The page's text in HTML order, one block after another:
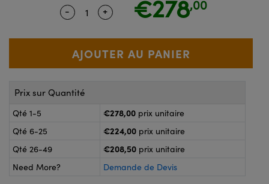
de Poche ou à Mesure Directe
: Microscopie
: Caméras
Optiques Lightpath
Gratings™
Quantity Selector
- Use the plus and minus buttons to
+ €278,00
Prix sur Quantité
Qté 1-5 €278,00 prix unitaire
Qté 6-25
€224,00 prix unitaire
Qté 26-49
€208,50 prix unitaire
Need More?
Demande de Devis